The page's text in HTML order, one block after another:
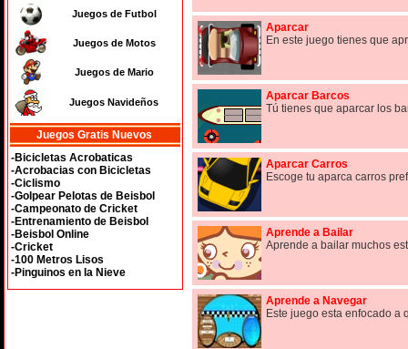
Juegos de Futbol
Juegos de Motos
Juegos de Mario
Juegos Navideños
Juegos Gratis Nuevos
-Bicicletas Acrobaticas
-Acrobacias con Bicicletas
-Ciclismo
-Golpear Pelotas de Beisbol
-Campeonato de Cricket
-Entrenamiento de Beisbol
-Beisbol Online
-Cricket
-100 Metros Lisos
-Pinguinos en la Nieve
Aparcar
En este juego tienes que
Aparcar Barcos
Tú tienes que aparcar los
Aparcar Carros
Escoge tu aparca carros
Aprende a Bailar
Aprende a bailar muchos
Aprende a Navegar
Este juego esta enfocado a